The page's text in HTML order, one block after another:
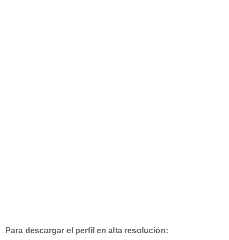
Para descargar el perfil en alta resolución: